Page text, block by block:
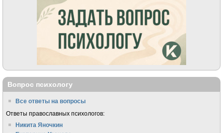
Вопрос психологу
Все ответы на вопросы
Ответы православных психологов:
Никита Яночкин